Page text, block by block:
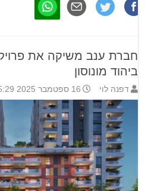
חברת ענב משיקה את
ביהוד מונוסון
דפנה לוי 16 ספטמבר 2025 15:29